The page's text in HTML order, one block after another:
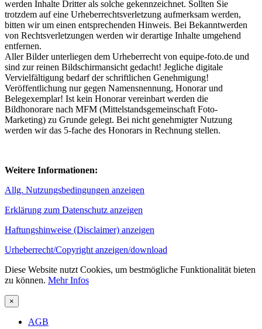
werden Inhalte Dritter als solche gekennzeichnet. Sollten Sie
trotzdem auf eine Urheberrechtsverletzung aufmerksam werden,
bitten wir um einen entsprechenden Hinweis. Bei Bekanntwerden
von Rechtsverletzungen werden wir derartige Inhalte umgehend
entfernen.
Aller Bilder unterliegen dem Urheberrecht von equipe-foto.de und
sind zur reinen Bildschirmansicht gedacht! Jegliche digitale
Vervielfältigung bedarf der schriftlichen Genehmigung!
Veröffentlichung nur gegen Namensnennung, Honorar und
Belegexemplar! Ist kein Honorar vereinbart werden die
Bildhonorare nach MFM (Mittelstandsgemeinschaft Foto-
Marketing) zu Grunde gelegt. Bei nicht genehmigter Nutzung
werden wir das 5-fache des Honorars in Rechnung stellen.
Weitere Informationen:
Allg. Nutzungsbedingungen anzeigen
Erklärung zum Datenschutz anzeigen
Haftungshinweise (Disclaimer) anzeigen
Urheberrecht/Copyright anzeigen/download
Diese Website nutzt Cookies, um bestmögliche Funktionalität bieten
zu können. Mehr Infos
×
AGB